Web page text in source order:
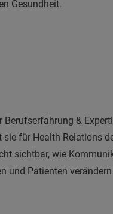
Gesundheit.
&
für Health Relations
sichtbar, wie
und Patienten